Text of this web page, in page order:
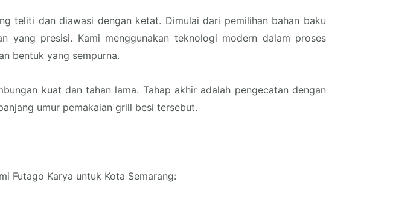
teliti dan diawasi dengan ketat. Dimulai dari pemilihan bahan baku
yang presisi. Kami menggunakan teknologi modern dalam proses
bentuk yang sempurna.
kuat dan tahan lama. Tahap akhir adalah pengecatan dengan
umur pemakaian grill besi tersebut.
Futago Karya untuk Kota Semarang: